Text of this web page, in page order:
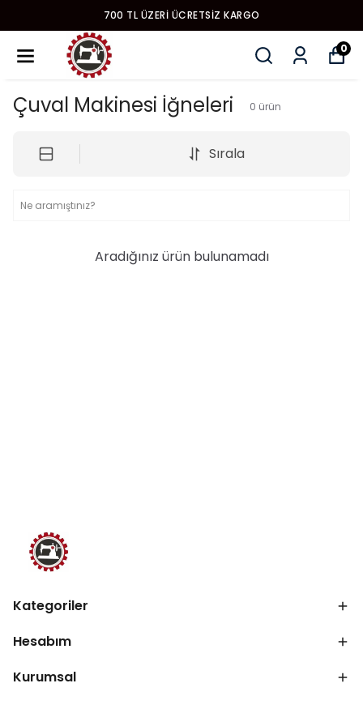
700 TL ÜZERI ÜCRETSIZ KARGO
0
Çuval Makinesi İğneleri 0 ürün
Sırala
Aradığınız ürün bulunamadı
Kategoriler
Hesabım
Kurumsal